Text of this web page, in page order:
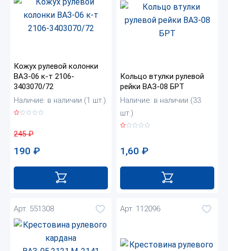
Кожух рулевой колонки
ВАЗ-06 к-т 2106-
3403070/72
Наличие: в наличии (1 шт.)
245₽
190 ₽
Кольцо втулки рулевой
рейки ВАЗ-08 БРТ
Наличие: в наличии (33
шт.)
1,60 ₽
Арт. 551308 Арт. 112096